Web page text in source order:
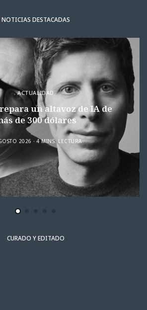
NOTICIAS DESTACADAS
ACTUALIDAD
un altavoz de IA de
de 300 dólares
2026 4 MINS. LECTURA
CURADO Y EDITADO